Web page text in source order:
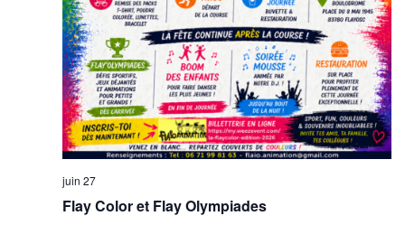
juin 27
Flay Color et Flay Olympiades